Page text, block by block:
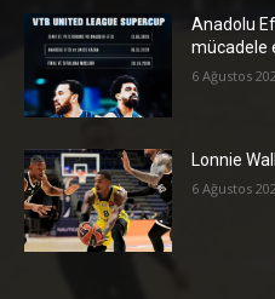
Anadolu
mücadele
6 Ağustos
Lonnie
6 Ağustos